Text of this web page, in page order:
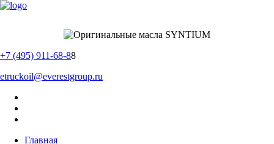
+7 (495) 911-68-88
etruckoil@everestgroup.ru
Главная